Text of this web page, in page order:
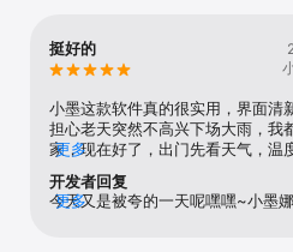
您会员到期前5日，墨迹天气将以站
动续费相关事宜，如您在自动扣费前
自有充值账户、与会员账号绑定的第
户、iTunes账户等（以下统称"账户"
月费，账户将在到期前的24小时内
墨迹天气会员账号与上述账户绑定，
上述账户中可扣款余额不足导致的续
的续费服务。会员月卡服务时间以自
挺好的
小墨这款软件真的很实用，界面清
担心老天突然不高兴下场大雨，我
家，现在好了，出门先看天气，温
么衣服，需不需要带雨伞，下来这
没怎么淋雨了，还可以发照片交流
气，出差很方便知道别的地方的天
更多
开发者回复
今天又是被夸的一天呢嘿嘿~小墨娜
更多